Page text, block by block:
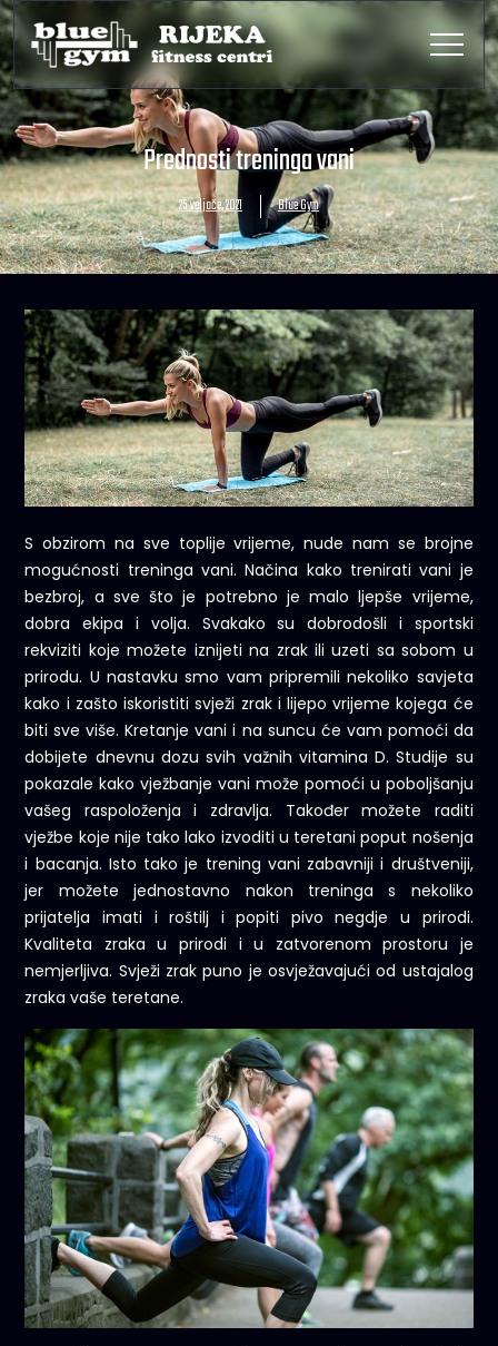
Prednosti treninga vani
25 veljače, 2021 Blue Gym
S obzirom na sve toplije vrijeme, nude nam se brojne
mogućnosti treninga vani. Načina kako trenirati vani je
bezbroj, a sve što je potrebno je malo ljepše vrijeme,
dobra ekipa i volja. Svakako su dobrodošli i sportski
rekviziti koje možete iznijeti na zrak ili uzeti sa sobom u
prirodu. U nastavku smo vam pripremili nekoliko savjeta
kako i zašto iskoristiti svježi zrak i lijepo vrijeme kojega će
biti sve više. Kretanje vani i na suncu će vam pomoći da
dobijete dnevnu dozu svih važnih vitamina D. Studije su
pokazale kako vježbanje vani može pomoći u poboljšanju
vašeg raspoloženja i zdravlja. Također možete raditi
vježbe koje nije tako lako izvoditi u teretani poput nošenja
i bacanja. Isto tako je trening vani zabavniji i društveniji,
jer možete jednostavno nakon treninga s nekoliko
prijatelja imati i roštilj i popiti pivo negdje u prirodi.
Kvaliteta zraka u prirodi i u zatvorenom prostoru je
nemjerljiva. Svježi zrak puno je osvježavajući od ustajalog
zraka vaše teretane.